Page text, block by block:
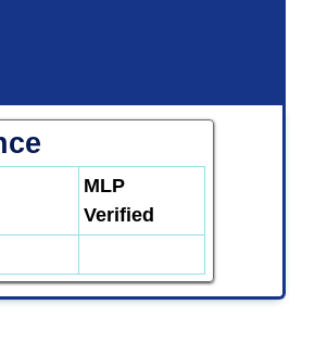
MLP
Verified